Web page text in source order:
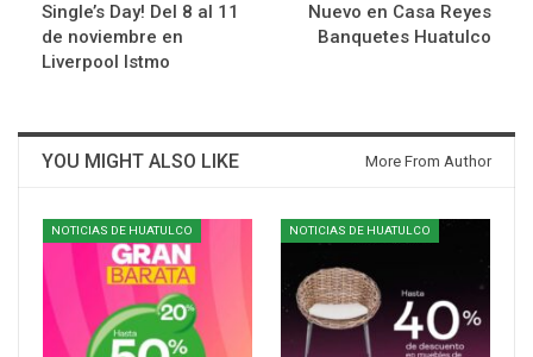
Single’s Day! Del 8 al 11
de noviembre en
Liverpool Istmo
Nuevo en Casa Reyes
Banquetes Huatulco
YOU MIGHT ALSO LIKE More From Author
NOTICIAS DE HUATULCO NOTICIAS DE HUATULCO